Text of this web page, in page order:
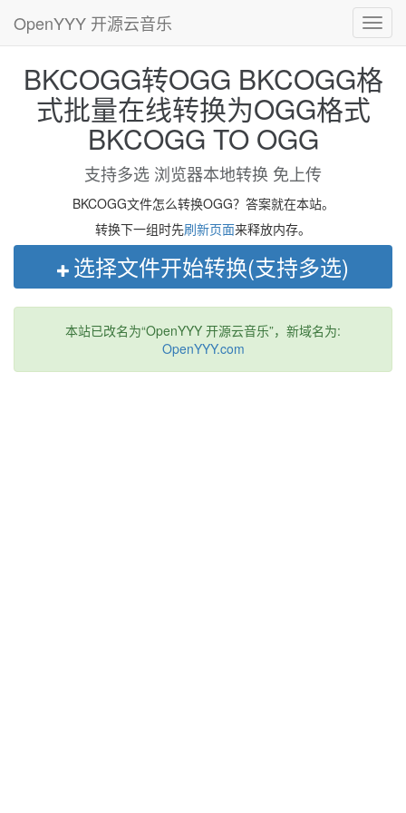
OpenYYY 开源云音乐
BKCOGG转OGG BKCOGG格
式批量在线转换为OGG格式
BKCOGG TO OGG
支持多选 浏览器本地转换 免上传
BKCOGG文件怎么转换OGG？答案就在本站。
转换下一组时先刷新页面来释放内存。
选择文件开始转换(支持多选)
本站已改名为“OpenYYY 开源云音乐”，新域名为:
OpenYYY.com